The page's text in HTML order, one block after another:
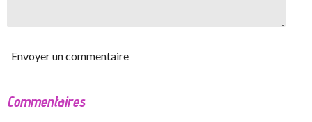
Envoyer un commentaire
Commentaires